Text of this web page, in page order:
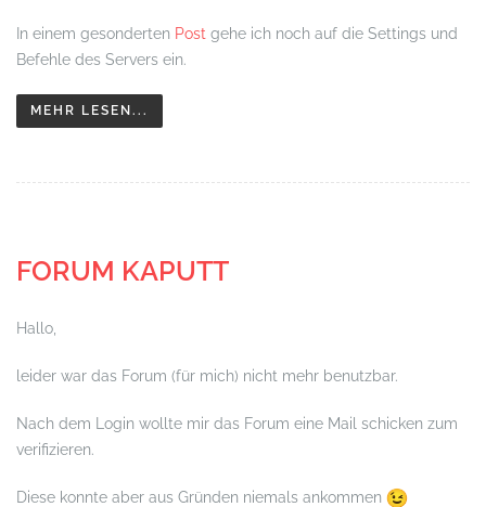
In einem gesonderten Post gehe ich noch auf die Settings und
Befehle des Servers ein.
MEHR LESEN...
FORUM KAPUTT
Hallo,
leider war das Forum (für mich) nicht mehr benutzbar.
Nach dem Login wollte mir das Forum eine Mail schicken zum
verifizieren.
Diese konnte aber aus Gründen niemals ankommen